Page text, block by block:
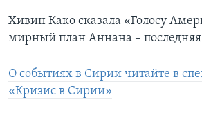
Хивин Како сказала «Голосу
мирный план Аннана –
О событиях в Сирии читайте в
«Кризис в Сирии»